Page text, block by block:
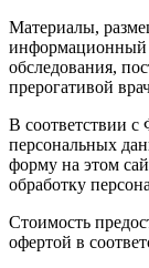
Материалы,
информационный
обследования,
прерогативой
В соответствии
персональных
форму на этом
обработку
Стоимость
офертой в